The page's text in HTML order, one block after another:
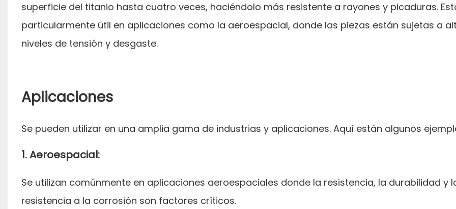
superficie del titanio hasta cuatro veces, haciéndolo más resistente a rayones y picaduras.
particularmente útil en aplicaciones como la aeroespacial, donde las piezas están sujetas a
niveles de tensión y desgaste.
Aplicaciones
Se pueden utilizar en una amplia gama de industrias y aplicaciones. Aquí están algunos
1. Aeroespacial:
Se utilizan comúnmente en aplicaciones aeroespaciales donde la resistencia, la durabilidad y
resistencia a la corrosión son factores críticos.